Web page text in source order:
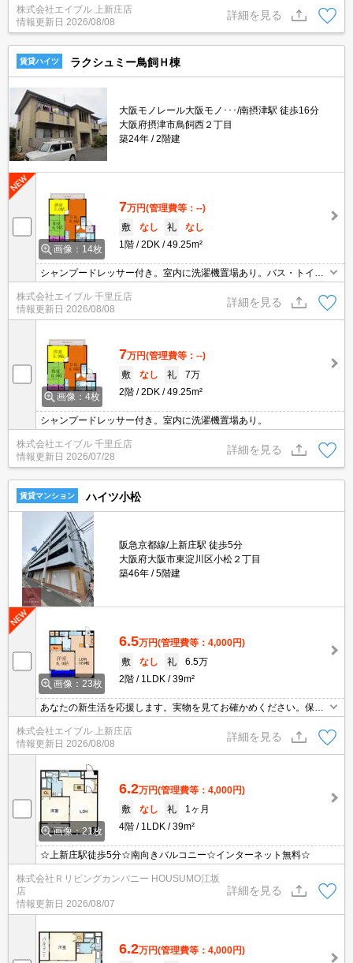
株式会社エイブル 上新庄店
情報更新日 2026/08/08
詳細を見る
賃貸ハイツ ラクシュミー鳥飼Ｈ棟
大阪モノレール大阪モノ･･･/南摂津駅 徒歩16分
大阪府摂津市鳥飼西２丁目
築24年
2階建
画像：14枚
7万円(管理費等：--)
敷
なし 礼
なし
1階
2DK 49.25m²
シャンプードレッサー付き。室内に洗濯機置場あり。バス・トイレ
別。
株式会社エイブル 千里丘店
情報更新日 2026/08/08
詳細を見る
画像：4枚
7万円(管理費等：--)
敷
なし 礼
7万
2階
2DK 49.25m²
シャンプードレッサー付き。室内に洗濯機置場あり。
株式会社エイブル 千里丘店
情報更新日 2026/07/28
詳細を見る
賃貸マンション ハイツ小松
阪急京都線/上新庄駅 徒歩5分
大阪府大阪市東淀川区小松２丁目
築46年
5階建
画像：23枚
6.5万円(管理費等：4,000円)
敷
なし 礼
6.5万
2階
1LDK 39m²
あなたの新生活を応援します。実物を見てお確かめください。保証
会社加入要(初回保証料賃料の61.5%、月次保証料1.5%)。
株式会社エイブル 上新庄店
情報更新日 2026/08/08
詳細を見る
画像：21枚
6.2万円(管理費等：4,000円)
敷
なし 礼
1ヶ月
4階
1LDK 39m²
☆上新庄駅徒歩5分☆南向きバルコニー☆インターネット無料☆
株式会社Ｒリビングカンパニー HOUSUMO江坂
店
情報更新日 2026/08/07
詳細を見る
6.2万円(管理費等：4,000円)